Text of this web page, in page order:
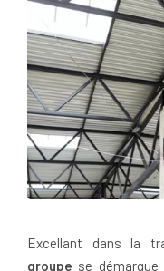
Excellant dans la
groupe se